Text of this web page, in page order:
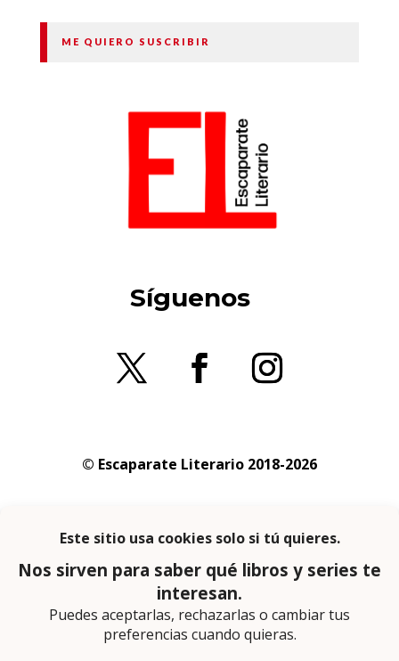
ME QUIERO SUSCRIBIR
Síguenos
© Escaparate Literario 2018-2026
privacidad
En calidad de afiliado de Amazon obtengo
ingresos por las compras adscritas que